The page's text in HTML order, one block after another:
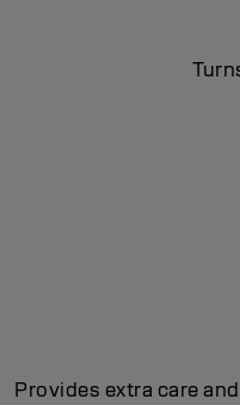
Provides extra care